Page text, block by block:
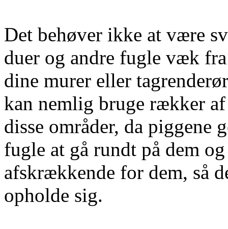
Det behøver ikke at være
duer og andre fugle væk
dine murer eller
kan nemlig bruge rækker
disse områder, da piggene
fugle at gå rundt på dem
afskrækkende for dem, så
opholde sig.